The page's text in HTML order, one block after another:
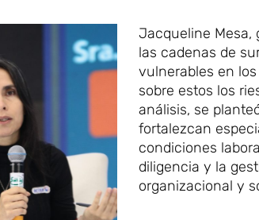
Jacqueline Mesa,
las cadenas de
vulnerables en
sobre estos los
análisis, se
fortalezcan
condiciones
diligencia y la
organizacional y